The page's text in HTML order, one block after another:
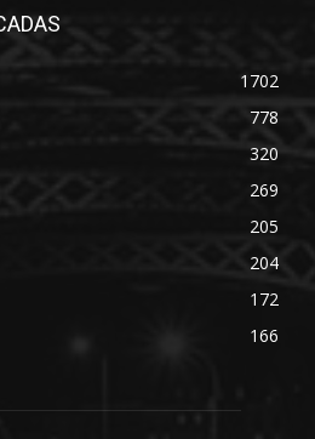
1702
778
320
269
205
204
172
166